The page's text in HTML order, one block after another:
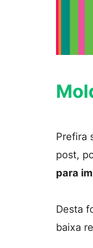
Prefira
post,
para
Desta
baixa